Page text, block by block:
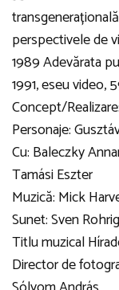
perspectivele de
1989 Adevărata
1991, eseu video,
Concept/
Personaje:
Cu: Baleczky
Tamási Eszter
Muzică: Mick
Sunet: Sven
Titlu muzical
Director de